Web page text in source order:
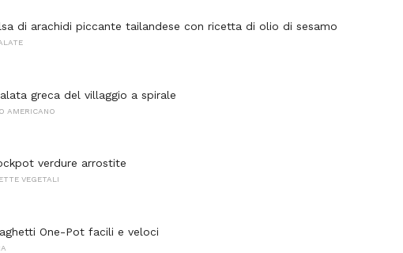
di arachidi piccante tailandese con ricetta di olio di sesamo
greca del villaggio a spirale
AMERICANO
verdure arrostite
VEGETALI
One-Pot facili e veloci